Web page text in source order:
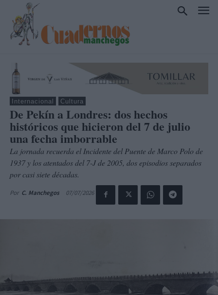
Internacional Cultura
De Pekín a Londres: dos hechos
históricos que hicieron del 7 de julio
una fecha imborrable
La jornada recuerda el Incidente del Puente de Marco Polo de
1937 y los atentados del 7-J de 2005, dos episodios separados
por casi siete décadas.
Por C. Manchegos 07/07/2026